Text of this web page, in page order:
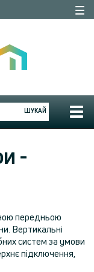
ШУКАЙ
-
передньою
Вертикальні
систем за умови
підключення,